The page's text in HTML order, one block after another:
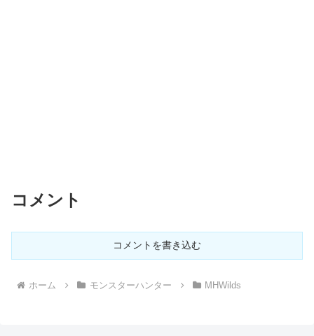
コメント
コメントを書き込む
ホーム モンスターハンター MHWilds